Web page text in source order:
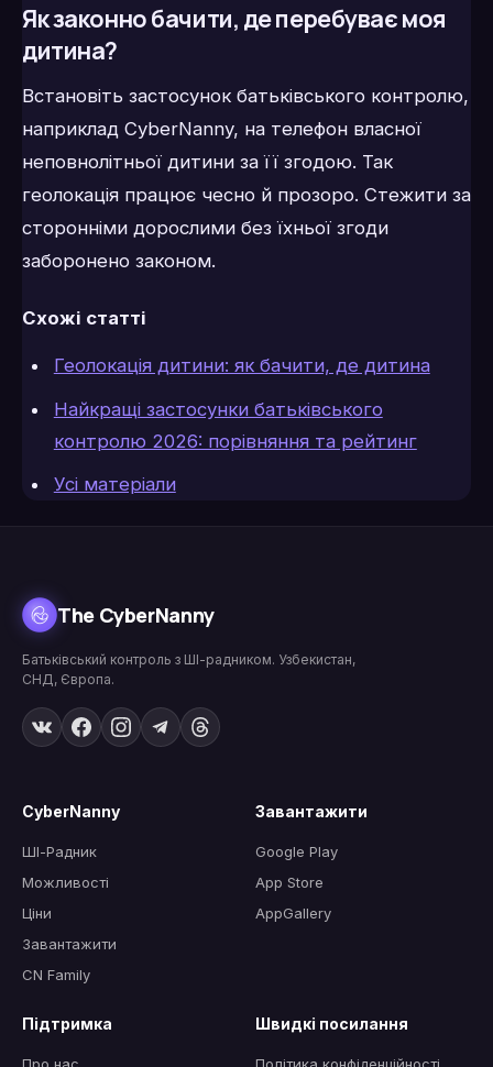
Як законно бачити, де перебуває моя
дитина?
Встановіть застосунок батьківського контролю,
наприклад CyberNanny, на телефон власної
неповнолітньої дитини за її згодою. Так
геолокація працює чесно й прозоро. Стежити за
сторонніми дорослими без їхньої згоди
заборонено законом.
Схожі статті
Геолокація дитини: як бачити, де дитина
Найкращі застосунки батьківського
контролю 2026: порівняння та рейтинг
Усі матеріали
The CyberNanny
Батьківський контроль з ШІ-радником. Узбекистан,
СНД, Європа.
CyberNanny
ШІ-Радник
Можливості
Ціни
Завантажити
CN Family
Завантажити
Google Play
App Store
AppGallery
Підтримка Швидкі посилання